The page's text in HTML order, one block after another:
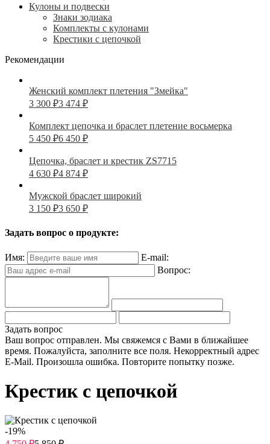
Кулоны и подвески
Знаки зодиака
Комплекты с кулонами
Крестики с цепочкой
Рекомендации
Женский комплект плетения "Змейка"
3 300 ₽3 474 ₽
Комплект цепочка и браслет плетение восьмерка
5 450 ₽6 450 ₽
Цепочка, браслет и крестик ZS7715
4 630 ₽4 874 ₽
Мужской браслет широкий
3 150 ₽3 650 ₽
Задать вопрос о продукте:
Имя:
E-mail:
Вопрос:
Задать вопрос
Ваш вопрос отправлен. Мы свяжемся с Вами в ближайшее
время. Пожалуйста, заполните все поля. Некорректный адрес
E-Mail. Произошла ошибка. Повторите попытку позже.
Крестик с цепочкой
-19%